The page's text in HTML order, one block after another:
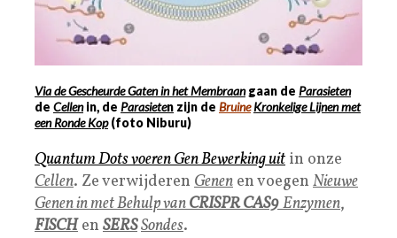
Via de Gescheurde Gaten in het Membraangaan de Parasieten
de Cellenin, de Parasieten zijn de Bruine Kronkelige Lijnen met
een Ronde Kop(foto Niburu)
Quantum DotsvoerenGen Bewerkinguit in onze
Cellen. Ze verwijderen Genen en voegen Nieuwe
Genen in met Behulp vanCRISPR CAS9Enzymen,
FISCHen SERSSondes.